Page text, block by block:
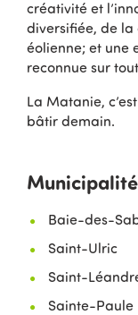
créativité et
diversifiée, de la
éolienne; et une
reconnue sur
La Matanie, c’est
bâtir demain.
Baie-des-
Saint-Ulric
Saint-
Sainte-Paule